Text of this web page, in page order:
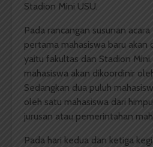
Stadion Mini USU.
Pada rancangan susunan acara
pertama mahasiswa baru akan
yaitu fakultas dan Stadion
mahasiswa akan dikoordinir
Sedangkan dua puluh
oleh satu mahasiswa dari
jurusan atau pemerintahan
Pada hari kedua dan ketiga